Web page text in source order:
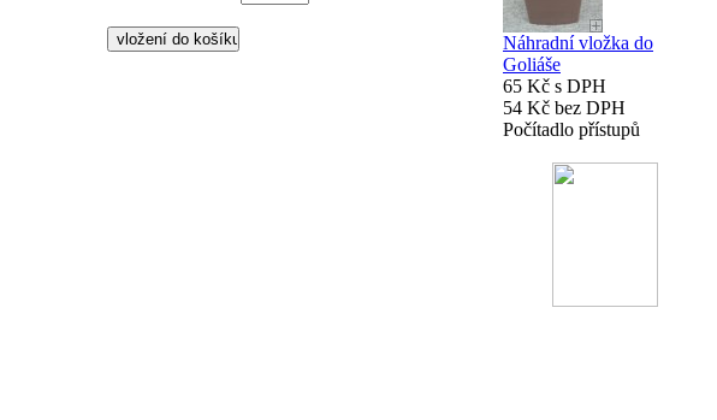
Náhradní vložka do
Goliáše
65 Kč s DPH
54 Kč bez DPH
Počítadlo přístupů